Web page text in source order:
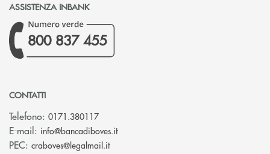
ASSISTENZA INBANK
800 837 455
CONTATTI
Telefono: 0171.380117
E-mail: info@bancadiboves.it(si apre l’app di posta elettronica)
PEC: craboves@legalmail.it(si apre l’app di posta elettronica)